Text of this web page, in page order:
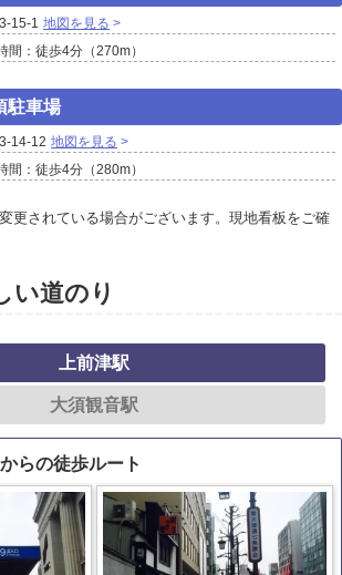
15-1
地図を見る
：徒歩4分（270m）
駐車場
14-12 地図を見る
：徒歩4分（280m）
更されている場合がございます。現地看板をご確
い道のり
上前津駅
大須観音駅
らの徒歩ルート